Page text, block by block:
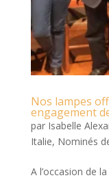
Nos lampes
engagement
par Isabelle
Italie, Nominés
A l’occasion de